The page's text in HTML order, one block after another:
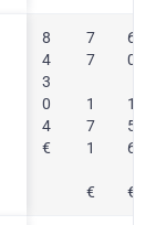
8
4
3
0
4
€
7
7
1
7
1
€
6
0
1
5
6
€